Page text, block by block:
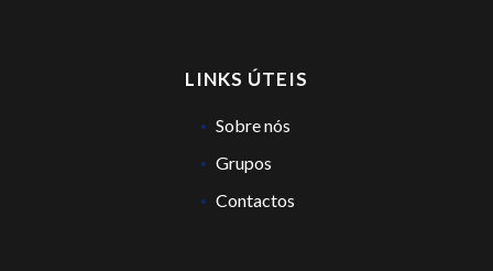
LINKS ÚTEIS
Sobre nós
Grupos
Contactos